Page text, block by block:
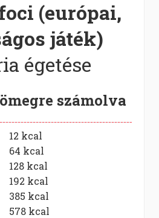
(európai,
játék)
égetése
számolva
12 kcal
64 kcal
128 kcal
192 kcal
385 kcal
578 kcal